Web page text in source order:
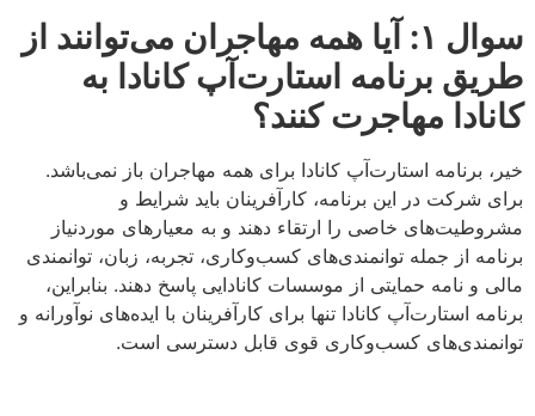
سوال ۱: آیا همه مهاجران می‌توانند از
طریق برنامه استارت‌آپ کانادا به
کانادا مهاجرت کنند؟
خیر، برنامه استارت‌آپ کانادا برای همه مهاجران باز نمی‌باشد.
برای شرکت در این برنامه، کارآفرینان باید شرایط و
مشروطیت‌های خاصی را ارتقاء دهند و به معیارهای موردنیاز
برنامه از جمله توانمندی‌های کسب‌وکاری، تجربه، زبان، توانمندی
مالی و نامه حمایتی از موسسات کانادایی پاسخ دهند. بنابراین،
برنامه استارت‌آپ کانادا تنها برای کارآفرینان با ایده‌های نوآورانه و
توانمندی‌های کسب‌وکاری قوی قابل دسترسی است.